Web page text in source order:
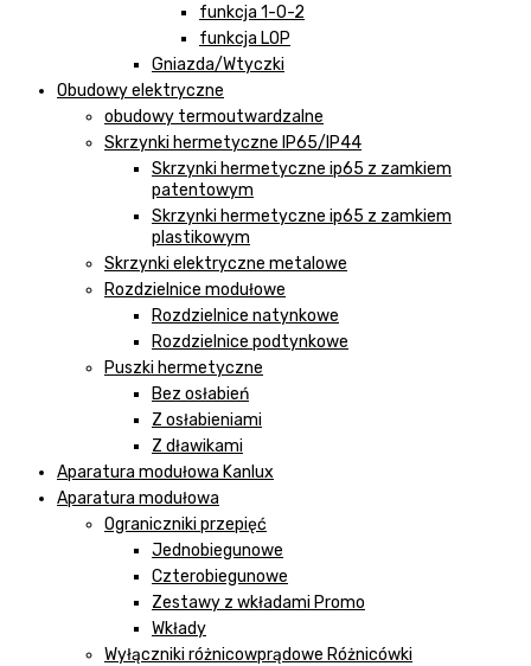
funkcja 1-0-2
funkcja LOP
Gniazda/Wtyczki
Obudowy elektryczne
obudowy termoutwardzalne
Skrzynki hermetyczne IP65/IP44
Skrzynki hermetyczne ip65 z zamkiem
patentowym
Skrzynki hermetyczne ip65 z zamkiem
plastikowym
Skrzynki elektryczne metalowe
Rozdzielnice modułowe
Rozdzielnice natynkowe
Rozdzielnice podtynkowe
Puszki hermetyczne
Bez osłabień
Z osłabieniami
Z dławikami
Aparatura modułowa Kanlux
Aparatura modułowa
Ograniczniki przepięć
Jednobiegunowe
Czterobiegunowe
Zestawy z wkładami Promo
Wkłady
Wyłączniki różnicowprądowe Różnicówki